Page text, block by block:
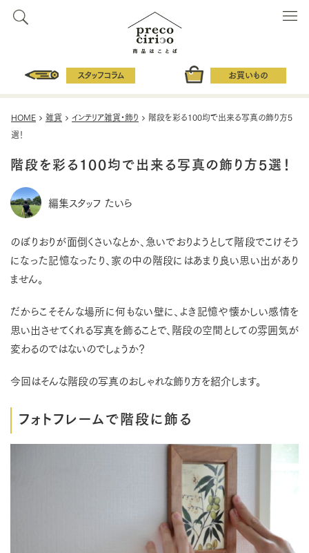
スタッフコラム お買いもの
HOME 雑貨 インテリア雑貨・飾り
階段を彩る100均で出来る写真の飾り方5
選！
階段を彩る100均で出来る写真の飾り方5選！
編集スタッフ たいら
のぼりおりが面倒くさいなとか、急いでおりようとして階段でこけそう
になった記憶なったり、家の中の階段にはあまり良い思い出があり
ません。
だからこそそんな場所に何もない壁に、よき記憶や懐かしい感情を
思い出させてくれる写真を飾ることで、階段の空間としての雰囲気が
変わるのではないのでしょうか？
今回はそんな階段の写真のおしゃれな飾り方を紹介します。
フォトフレームで階段に飾る